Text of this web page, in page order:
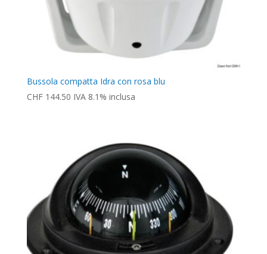
Bussola compatta Idra con rosa blu
CHF144.50 IVA 8.1% inclusa